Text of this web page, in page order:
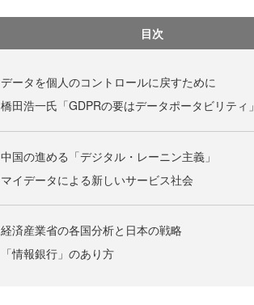
目次
データを個人のコントロールに戻すために
橋田浩一氏「GDPRの要はデータポータビリティ」
中国の進める「デジタル・レーニン主義」
マイデータによる新しいサービス社会
経済産業省の各国分析と日本の戦略
「情報銀行」のあり方